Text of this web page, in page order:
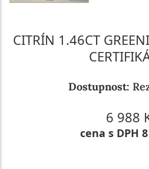
CITRÍN 1.46CT
Dostupnost:
6 988
cena s DPH